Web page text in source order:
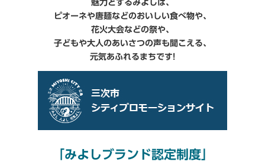
魅力とするみよしは、
ピオーネや唐麺などのおいしい食べ物や、
花火大会などの祭や、
子どもや大人のあいさつの声も聞こえる、
元気あふれるまちです!
「みよしブランド認定制度」